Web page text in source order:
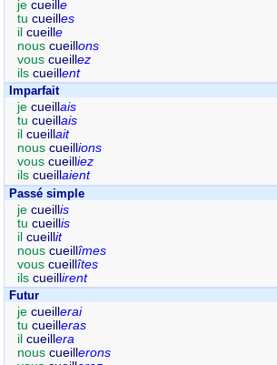
je cueille
tu cueilles
il cueille
nous cueillons
vous cueillez
ils cueillent
Imparfait
je cueill ais
tu cueill ais
il cueill ait
nous cueill ions
vous cueill iez
ils cueill aient
Passé simple
je cueillis
tu cueillis
il cueillit
nous cueillîmes
vous cueillîtes
ils cueillirent
Futur
je cueill erai
tu cueill eras
il cueill era
nous cueill erons